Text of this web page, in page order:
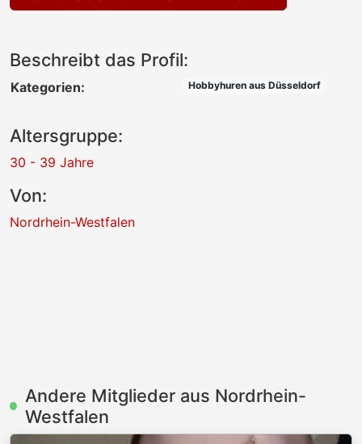
Beschreibt das Profil:
Kategorien: Hobbyhuren aus Düsseldorf
Altersgruppe:
30 - 39 Jahre
Von:
Nordrhein-Westfalen
Andere Mitglieder aus Nordrhein-
Westfalen